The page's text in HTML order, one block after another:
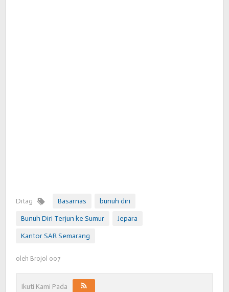
Ditag Basarnas
bunuh diri
Bunuh Diri Terjun ke Sumur
Jepara
Kantor SAR Semarang
oleh Brojol 007
Ikuti Kami Pada